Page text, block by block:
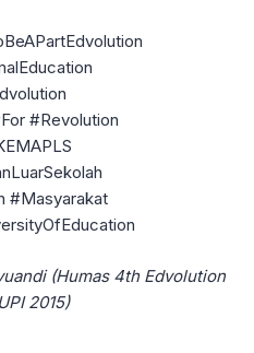
#Revolution
#Masyarakat
(Humas 4th Edvolution
2015)